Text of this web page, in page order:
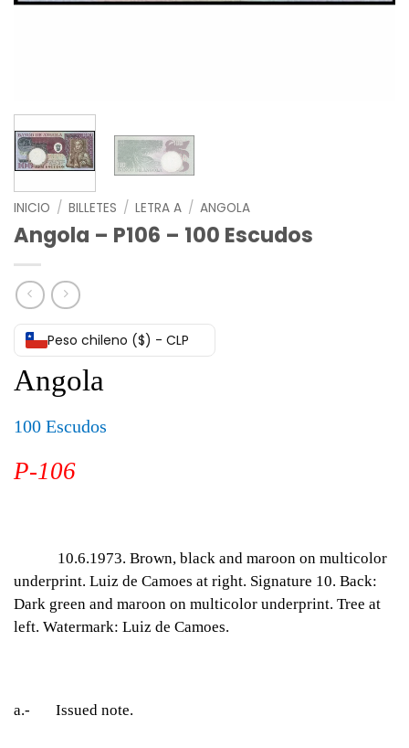
INICIO / BILLETES / LETRA A / ANGOLA
Angola – P106 – 100 Escudos
Peso chileno ($) - CLP
Angola
100 Escudos
P-106
10.6.1973. Brown, black and maroon on multicolor
underprint. Luiz de Camoes at right. Signature 10. Back:
Dark green and maroon on multicolor underprint. Tree at
left. Watermark: Luiz de Camoes.
a.- Issued note.